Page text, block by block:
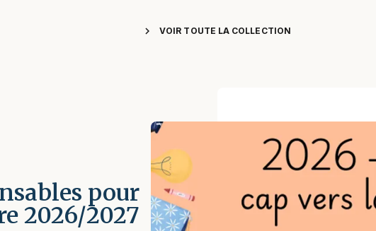
chevron_right VOIR TOUTE LA COLLECTION
pour
2026/2027